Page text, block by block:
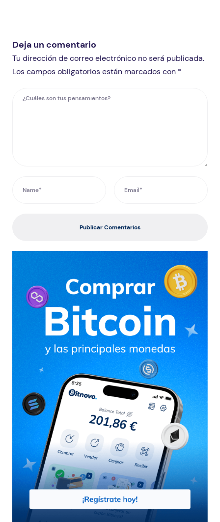
Deja un comentario
Tu dirección de correo electrónico no será publicada.
Los campos obligatorios están marcados con *
Publicar Comentarios